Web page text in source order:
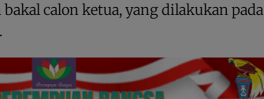
calon ketua, yang dilakukan pada